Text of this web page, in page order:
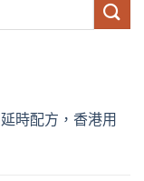
時配方，香港用